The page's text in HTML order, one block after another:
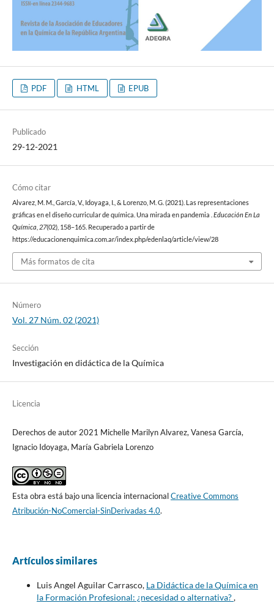
PDF HTML EPUB
Publicado
29-12-2021
Cómo citar
Alvarez, M. M., García, V., Idoyaga, I., & Lorenzo, M. G. (2021). Las representaciones
gráficas en el diseño curricular de química. Una mirada en pandemia . Educación En La
Química 27(02), 158–165. Recuperado a partir de
https://educacionenquimica.com.ar/index.php/edenlaq/article/view/28
Más formatos de cita
Número
Vol. 27 Núm. 02 (2021)
Sección
Investigación en didáctica de la Química
Licencia
Derechos de autor 2021 Michelle Marilyn Alvarez, Vanesa García,
Ignacio Idoyaga, María Gabriela Lorenzo
Esta obra está bajo una licencia internacionalCreative Commons
Atribución-NoComercial-SinDerivadas 4.0.
Artículos similares
Luis Angel Aguilar Carrasco, La Didáctica de la Química en
la Formación Profesional: ¿necesidad o alternativa?,